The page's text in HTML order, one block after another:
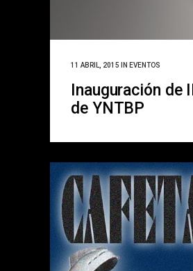
11 ABRIL, 2015 IN EVENTOS
Inauguración de
de YNTBP